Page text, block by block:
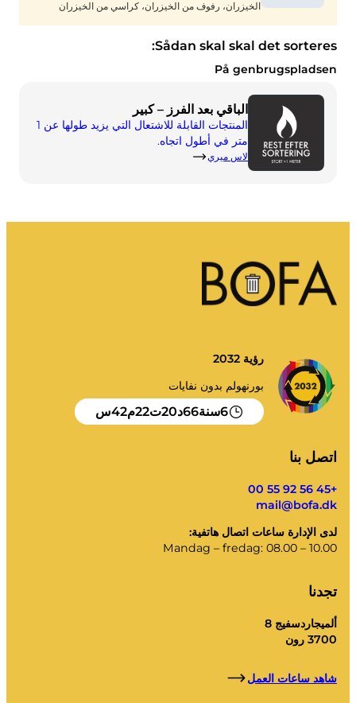
السماد
ساعات العمل
تفريغ التقويم وما إلى ذلك.
شركة BOFA
الخيزران، رفوف من الخيزران، كراسي من الخيزران
Sådan skal skal det sorteres:
På genbrugspladsen
الباقي بعد الفرز – كبير
المنتجات القابلة للاشتعال التي يزيد طولها عن 1
متر في أطول اتجاه.
لاس ميري
رؤية 2032
بورنهولم بدون نفايات
6سنة66د20ت22م42س
اتصل بنا
+45 56 92 55 00
mail@bofa.dk
لدى الإدارة ساعات اتصال هاتفية:
Mandag – fredag: 08.00 – 10.00
تجدنا
ألميجاردسفيج 8
3700 رون
شاهد ساعات العمل